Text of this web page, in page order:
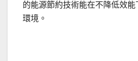
的能源節約技術能在不降低效
環境。